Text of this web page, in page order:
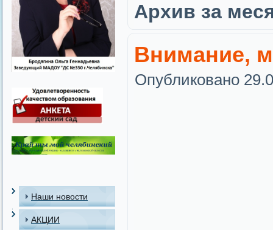
Наши новости
АКЦИИ
Архив за
Внимание,
Опубликовано